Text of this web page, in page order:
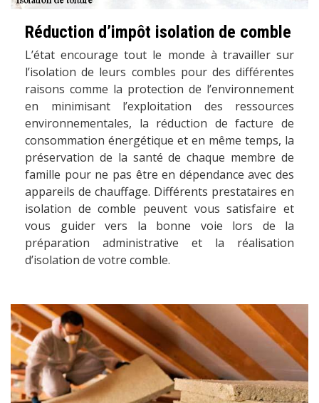
Réduction d’impôt isolation de comble
L’état encourage tout le monde à travailler sur
l’isolation de leurs combles pour des différentes
raisons comme la protection de l’environnement
en minimisant l’exploitation des ressources
environnementales, la réduction de facture de
consommation énergétique et en même temps, la
préservation de la santé de chaque membre de
famille pour ne pas être en dépendance avec des
appareils de chauffage. Différents prestataires en
isolation de comble peuvent vous satisfaire et
vous guider vers la bonne voie lors de la
préparation administrative et la réalisation
d’isolation de votre comble.